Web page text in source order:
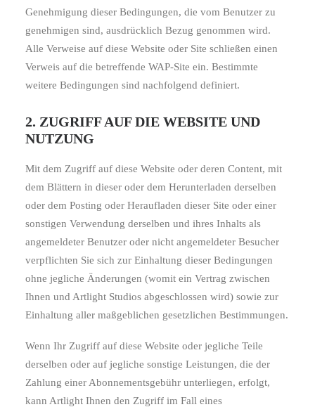
Genehmigung dieser Bedingungen, die vom Benutzer zu
genehmigen sind, ausdrücklich Bezug genommen wird.
Alle Verweise auf diese Website oder Site schließen einen
Verweis auf die betreffende WAP-Site ein. Bestimmte
weitere Bedingungen sind nachfolgend definiert.
2. ZUGRIFF AUF DIE WEBSITE UND
NUTZUNG
Mit dem Zugriff auf diese Website oder deren Content, mit
dem Blättern in dieser oder dem Herunterladen derselben
oder dem Posting oder Heraufladen dieser Site oder einer
sonstigen Verwendung derselben und ihres Inhalts als
angemeldeter Benutzer oder nicht angemeldeter Besucher
verpflichten Sie sich zur Einhaltung dieser Bedingungen
ohne jegliche Änderungen (womit ein Vertrag zwischen
Ihnen und Artlight Studios abgeschlossen wird) sowie zur
Einhaltung aller maßgeblichen gesetzlichen Bestimmungen.
Wenn Ihr Zugriff auf diese Website oder jegliche Teile
derselben oder auf jegliche sonstige Leistungen, die der
Zahlung einer Abonnementsgebühr unterliegen, erfolgt,
kann Artlight Ihnen den Zugriff im Fall eines